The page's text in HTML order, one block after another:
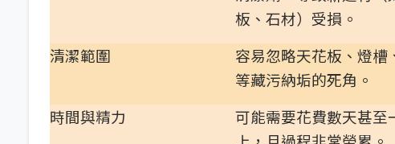
板、石材）受損。
清潔範圍
容易忽略天花板、燈槽
等藏污納垢的死角。
時間與精力
可能需要花費數天甚至